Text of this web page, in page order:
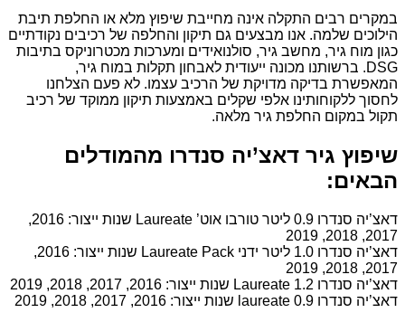
במקרים רבים התקלה אינה מחייבת שיפוץ מלא או החלפת תיבת
הילוכים שלמה. אנו מבצעים גם תיקון והחלפה של רכיבים נקודתיים
כגון מוח גיר, מחשב גיר, סולנואידים ומערכות מכטרוניקס בתיבות
DSG. ברשותנו מכונה ייעודית לאבחון תקלות במוח גיר,
המאפשרת בדיקה מדויקת של הרכיב עצמו. לא פעם הצלחנו
לחסוך ללקוחותינו אלפי שקלים באמצעות תיקון ממוקד של רכיב
תקול במקום החלפת גיר מלאה.
שיפוץ גיר דאצ’יה סנדרו מהמודלים
הבאים:
דאצ’יה סנדרו 0.9 ליטר טורבו אוט’ Laureate שנות ייצור: 2016,
2017, 2018, 2019
דאצ’יה סנדרו 1.0 ליטר ידני Laureate Pack שנות ייצור: 2016,
2017, 2018, 2019
דאצ’יה סנדרו 1.2 Laureate שנות ייצור: 2016, 2017, 2018, 2019
דאצ’יה סנדרו 0.9 laureate שנות ייצור: 2016, 2017, 2018, 2019